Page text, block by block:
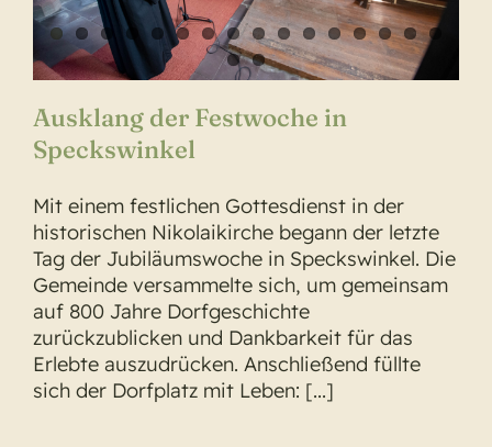
Ausklang der Festwoche in
Speckswinkel
Mit einem festlichen Gottesdienst in der
historischen Nikolaikirche begann der letzte
Tag der Jubiläumswoche in Speckswinkel. Die
Gemeinde versammelte sich, um gemeinsam
auf 800 Jahre Dorfgeschichte
zurückzublicken und Dankbarkeit für das
Erlebte auszudrücken. Anschließend füllte
sich der Dorfplatz mit Leben: [...]